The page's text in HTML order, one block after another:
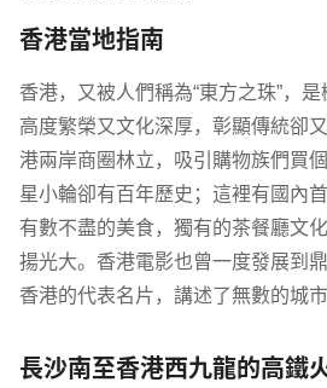
香港當地指南
香港，又被人們稱為“東方之珠”，是
高度繁榮又文化深厚，彰顯傳統卻
港兩岸商圈林立，吸引購物族們買
星小輪卻有百年歷史；這裡有國內
有數不盡的美食，獨有的茶餐廳文
揚光大。香港電影也曾一度發展到
香港的代表名片，講述了無數的城市
長沙南至香港西九龍的高鐵